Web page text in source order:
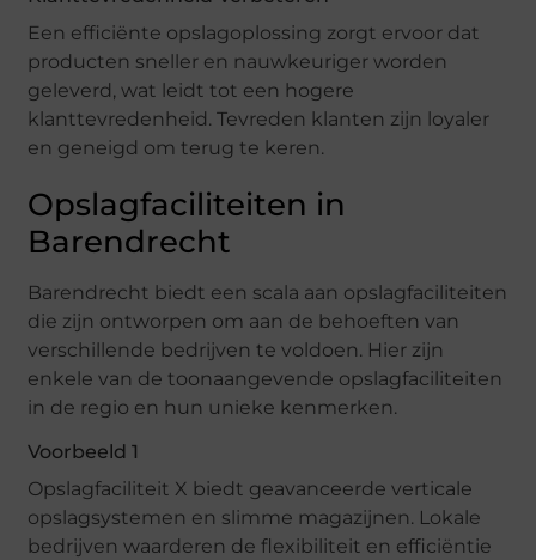
Een efficiënte opslagoplossing zorgt ervoor dat
producten sneller en nauwkeuriger worden
geleverd, wat leidt tot een hogere
klanttevredenheid. Tevreden klanten zijn loyaler
en geneigd om terug te keren.
Opslagfaciliteiten in
Barendrecht
Barendrecht biedt een scala aan opslagfaciliteiten
die zijn ontworpen om aan de behoeften van
verschillende bedrijven te voldoen. Hier zijn
enkele van de toonaangevende opslagfaciliteiten
in de regio en hun unieke kenmerken.
Voorbeeld 1
Opslagfaciliteit X biedt geavanceerde verticale
opslagsystemen en slimme magazijnen. Lokale
bedrijven waarderen de flexibiliteit en efficiëntie